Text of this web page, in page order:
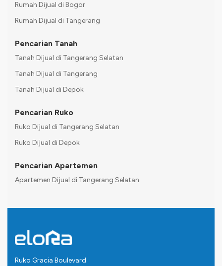
Rumah Dijual di Bogor
Rumah Dijual di Tangerang
Pencarian Tanah
Tanah Dijual di Tangerang Selatan
Tanah Dijual di Tangerang
Tanah Dijual di Depok
Pencarian Ruko
Ruko Dijual di Tangerang Selatan
Ruko Dijual di Depok
Pencarian Apartemen
Apartemen Dijual di Tangerang Selatan
Ruko Gracia Boulevard